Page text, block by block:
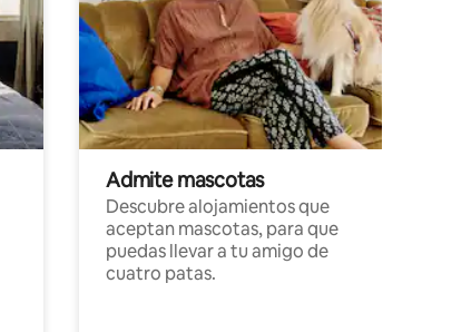
Admite mascotas
Descubre alojamientos que
aceptan mascotas, para que
puedas llevar a tu amigo de
cuatro patas.